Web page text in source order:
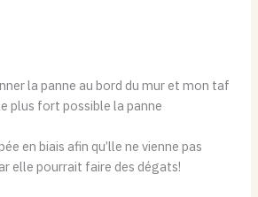
la panne au bord du mur et mon taf
plus fort possible la panne
en biais afin qu’lle ne vienne pas
elle pourrait faire des dégats!